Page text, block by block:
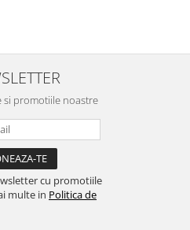
si promotiile noastre
cu promotiile
multe in Politica de